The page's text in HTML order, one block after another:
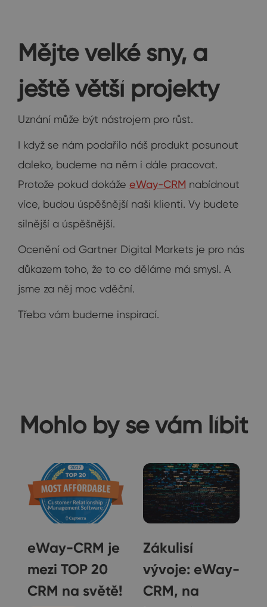
Mějte velké sny, a
ještě větší projekty
Uznání může být nástrojem pro růst.
I když se nám podařilo náš produkt posunout
daleko, budeme na něm i dále pracovat.
Protože pokud dokáže eWay-CRM nabídnout
více, budou úspěšnější naši klienti. Vy budete
silnější a úspěšnější.
Ocenění od Gartner Digital Markets je pro nás
důkazem toho, že to co děláme má smysl. A
jsme za něj moc vděční.
Třeba vám budeme inspirací.
Mohlo by se vám líbit
eWay-CRM je
mezi TOP 20
CRM na světě!
Zákulisí
vývoje: eWay-
CRM, na